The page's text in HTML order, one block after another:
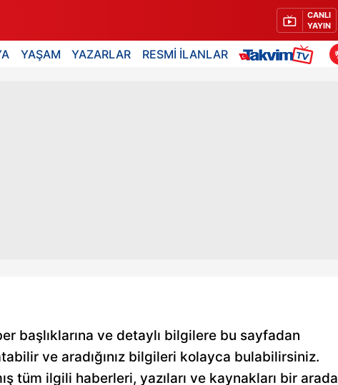
CANLI
YAYIN
YAŞAM YAZARLAR RESMİ İLANLAR
başlıklarına ve detaylı bilgilere bu sayfadan
ve aradığınız bilgileri kolayca bulabilirsiniz.
tüm ilgili haberleri, yazıları ve kaynakları bir arada